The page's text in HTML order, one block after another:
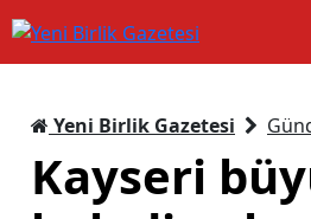
Yeni Birlik Gazetesi
Kayseri